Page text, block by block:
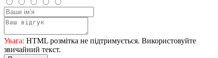
Увага: HTML розмітка не підтримується. Використовуйте
звичайний текст.